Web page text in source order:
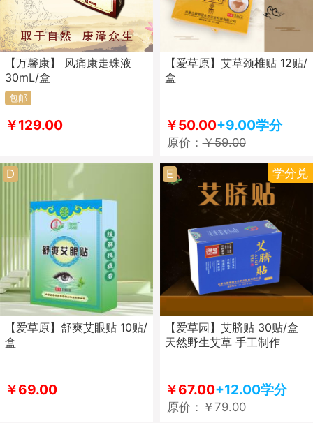
【万馨康】 风痛康走珠液
30mL/盒
包邮
￥129.00
【爱草原】艾草颈椎贴 12贴/
盒
￥50.00+9.00学分
原价：￥59.00
D
【爱草原】舒爽艾眼贴 10贴/
盒
￥69.00
E 学分兑
【爱草园】艾脐贴 30贴/盒
天然野生艾草 手工制作
￥67.00+12.00学分
原价：￥79.00